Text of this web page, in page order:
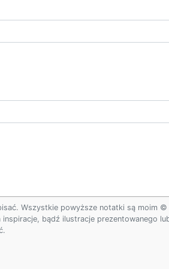
Wszystkie powyższe notatki są moim ©
bądź ilustracje prezentowanego